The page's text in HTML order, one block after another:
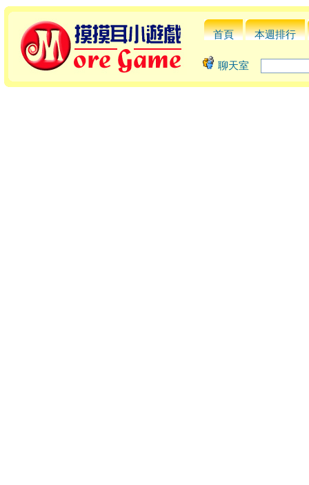
首頁 本週排行
聊天室